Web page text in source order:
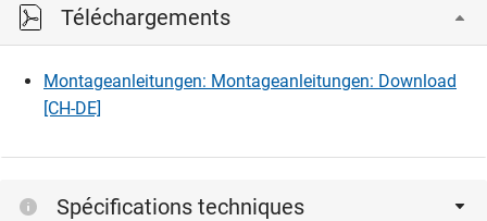
simplicité extrême de montage:
- mettre l'élément sur la tête
- fixer le profil à clips
- insérer le module, le fixer
- fixer les profils de guidage et le cache avant - et c'est fini
Téléchargements
Montageanleitungen: Montageanleitungen: Download
[CH-DE]
Spécifications techniques